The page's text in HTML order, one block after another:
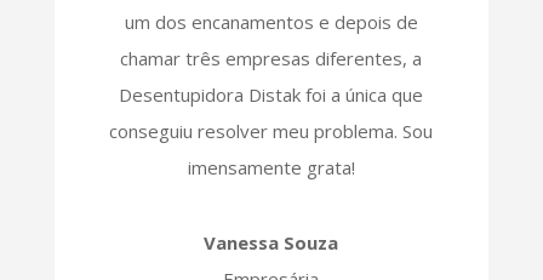
um dos encanamentos e depois de
chamar três empresas diferentes, a
Desentupidora Distak foi a única que
conseguiu resolver meu problema. Sou
imensamente grata!
Vanessa Souza